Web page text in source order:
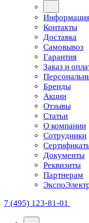
Контакты
Доставка
Самовывоз
Гарантия
Заказ и
Бренды
Акции
Отзывы
Статьи
О компании
Сотрудники
Документы
Реквизиты
Партнерам
7 (495) 123-81-01